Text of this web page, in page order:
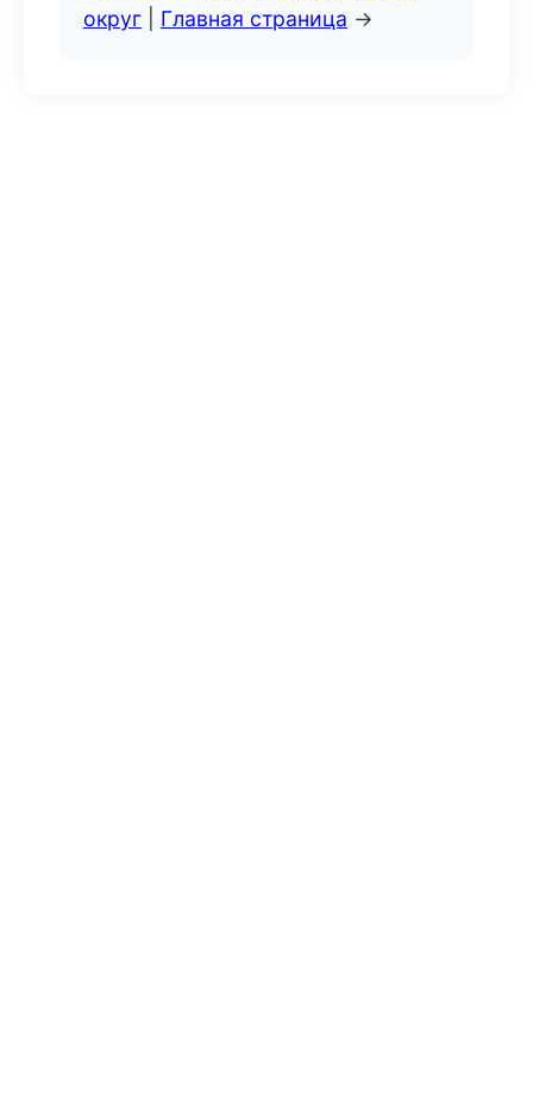
округ
Главная страница →